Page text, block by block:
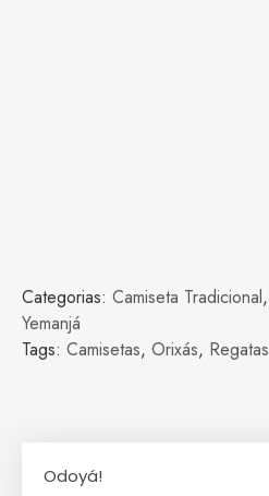
Categorias: Camiseta Tradicional,
Yemanjá
Tags: Camisetas, Orixás, Regatas
Odoyá!